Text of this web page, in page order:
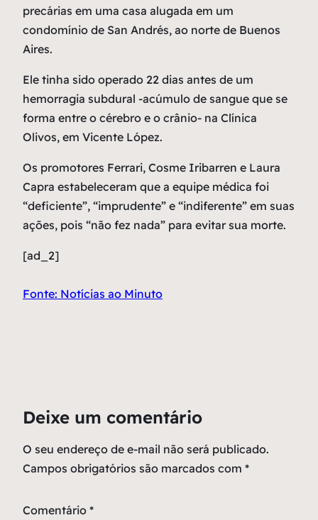
precárias em uma casa alugada em um
condomínio de San Andrés, ao norte de Buenos
Aires.
Ele tinha sido operado 22 dias antes de um
hemorragia subdural -acúmulo de sangue que se
forma entre o cérebro e o crânio- na Clínica
Olivos, em Vicente López.
Os promotores Ferrari, Cosme Iribarren e Laura
Capra estabeleceram que a equipe médica foi
“deficiente”, “imprudente” e “indiferente” em suas
ações, pois “não fez nada” para evitar sua morte.
[ad_2]
Fonte: Notícias ao Minuto
Deixe um comentário
O seu endereço de e-mail não será publicado.
Campos obrigatórios são marcados com *
Comentário *